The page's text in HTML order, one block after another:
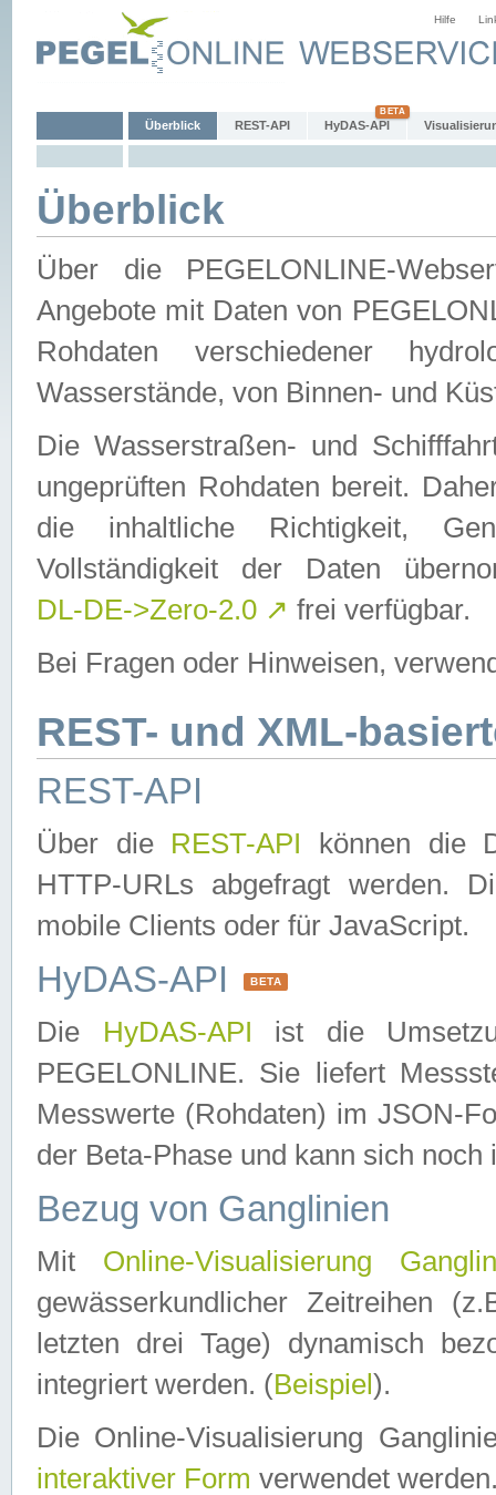
Hilfe
Überblick REST-API HyDAS-API
Überblick
Über die PEGELONLINE-
Angebote mit Daten von
Rohdaten verschiedener
Wasserstände, von Binnen- und
Die Wasserstraßen- und
ungeprüften Rohdaten bereit.
die inhaltliche Richtigkeit,
Vollständigkeit der Daten
DL-DE->Zero-2.0 ↗ frei verfügbar.
Bei Fragen oder Hinweisen,
REST- und XML-
REST-API
Über die REST-API können die
HTTP-URLs abgefragt werden.
mobile Clients oder für JavaScript.
HyDAS-API BETA
Die HyDAS-API ist die
PEGELONLINE. Sie liefert
Messwerte (Rohdaten) im JSON-
der Beta-Phase und kann sich noch
Bezug von Ganglinien
Mit Online-Visualisierung
gewässerkundlicher Zeitreihen
letzten drei Tage) dynamisch
integriert werden. (Beispiel ).
Die Online-Visualisierung
interaktiver Form verwendet